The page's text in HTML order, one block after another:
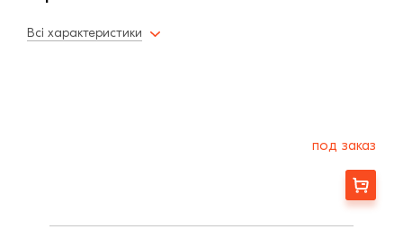
Всі характеристики
под заказ
Заказать